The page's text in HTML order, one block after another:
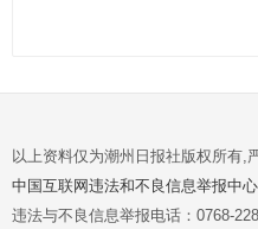
以上资料仅为潮州日报社版权所有,
中国互联网违法和不良信息举报中
违法与不良信息举报电话：0768-